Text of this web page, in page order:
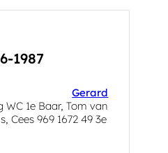
1987
Gerard
WC 1e Baar, Tom van
Cees 969 1672 49 3e